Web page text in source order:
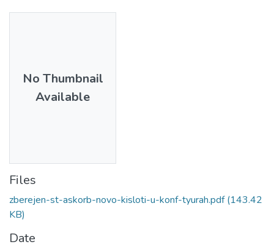
No Thumbnail
Available
Files
zberejen-st-askorb-novo-kisloti-u-konf-tyurah.pdf (143.42
KB)
Date